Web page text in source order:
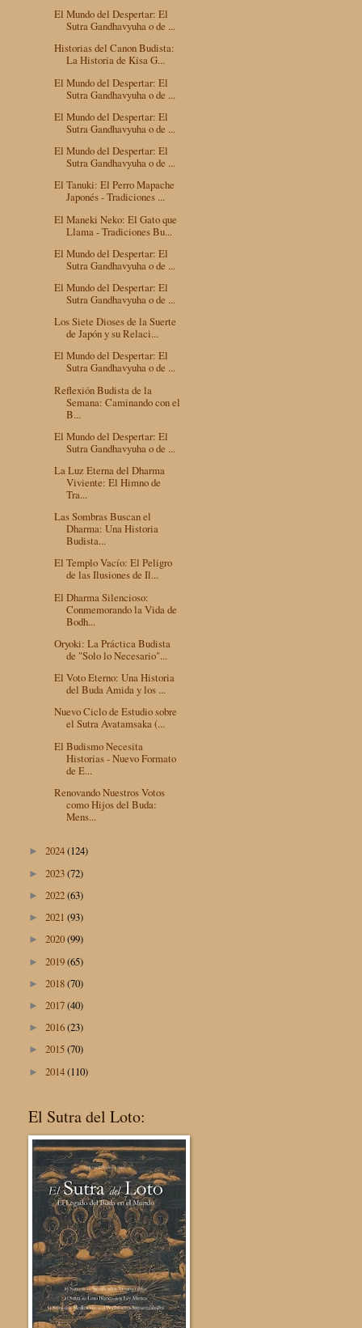
El Mundo del Despertar: El
Sutra Gandhavyuha o de ...
Historias del Canon Budista:
La Historia de Kisa G...
El Mundo del Despertar: El
Sutra Gandhavyuha o de ...
El Mundo del Despertar: El
Sutra Gandhavyuha o de ...
El Mundo del Despertar: El
Sutra Gandhavyuha o de ...
El Tanuki: El Perro Mapache
Japonés - Tradiciones ...
El Maneki Neko: El Gato que
Llama - Tradiciones Bu...
El Mundo del Despertar: El
Sutra Gandhavyuha o de ...
El Mundo del Despertar: El
Sutra Gandhavyuha o de ...
Los Siete Dioses de la Suerte
de Japón y su Relaci...
El Mundo del Despertar: El
Sutra Gandhavyuha o de ...
Reflexión Budista de la
Semana: Caminando con el
B...
El Mundo del Despertar: El
Sutra Gandhavyuha o de ...
La Luz Eterna del Dharma
Viviente: El Himno de
Tra...
Las Sombras Buscan el
Dharma: Una Historia
Budista...
El Templo Vacío: El Peligro
de las Ilusiones de Il...
El Dharma Silencioso:
Conmemorando la Vida de
Bodh...
Oryoki: La Práctica Budista
de "Solo lo Necesario"...
El Voto Eterno: Una Historia
del Buda Amida y los ...
Nuevo Ciclo de Estudio sobre
el Sutra Avatamsaka (...
El Budismo Necesita
Historias - Nuevo Formato
de E...
Renovando Nuestros Votos
como Hijos del Buda:
Mens...
► 2024(124)
► 2023(72)
► 2022(63)
► 2021 (93)
► 2020(99)
► 2019(65)
► 2018(70)
► 2017(40)
► 2016(23)
► 2015(70)
► 2014(110)
El Sutra del Loto: